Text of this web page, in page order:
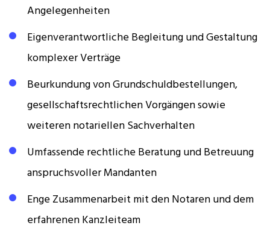
Angelegenheiten
Eigenverantwortliche Begleitung und Gestaltung
komplexer Verträge
Beurkundung von Grundschuldbestellungen,
gesellschaftsrechtlichen Vorgängen sowie
weiteren notariellen Sachverhalten
Umfassende rechtliche Beratung und Betreuung
anspruchsvoller Mandanten
Enge Zusammenarbeit mit den Notaren und dem
erfahrenen Kanzleiteam